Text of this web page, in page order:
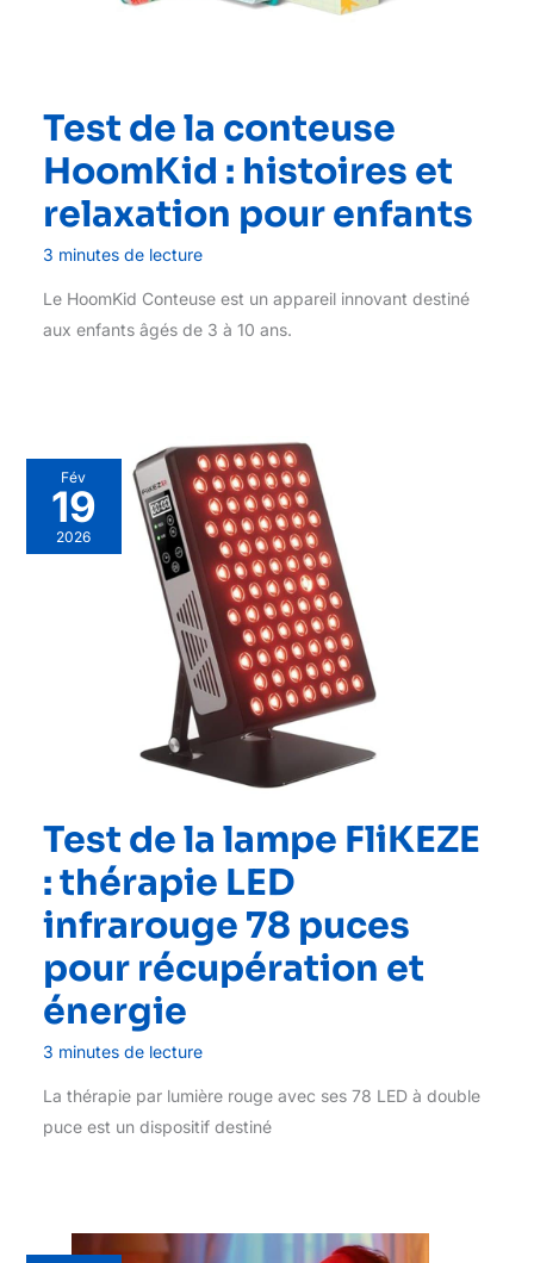
Test de la conteuse
HoomKid : histoires et
relaxation pour enfants
3 minutes de lecture
Le HoomKid Conteuse est un appareil innovant destiné
aux enfants âgés de 3 à 10 ans.
Fév
19
2026
Test de la lampe FliKEZE
: thérapie LED
infrarouge 78 puces
pour récupération et
énergie
3 minutes de lecture
La thérapie par lumière rouge avec ses 78 LED à double
puce est un dispositif destiné